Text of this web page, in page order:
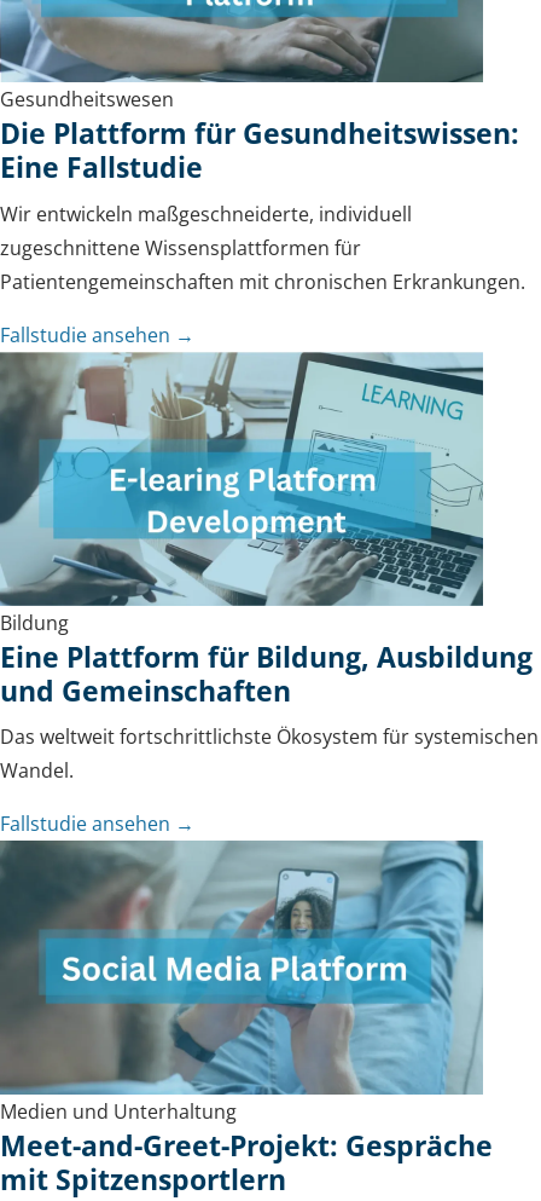
Gesundheitswesen
Die Plattform für Gesundheitswissen:
Eine Fallstudie
Wir entwickeln maßgeschneiderte, individuell
zugeschnittene Wissensplattformen für
Patientengemeinschaften mit chronischen Erkrankungen.
Fallstudie ansehen →
Bildung
Eine Plattform für Bildung, Ausbildung
und Gemeinschaften
Das weltweit fortschrittlichste Ökosystem für systemischen
Wandel.
Fallstudie ansehen →
Medien und Unterhaltung
Meet-and-Greet-Projekt: Gespräche
mit Spitzensportlern